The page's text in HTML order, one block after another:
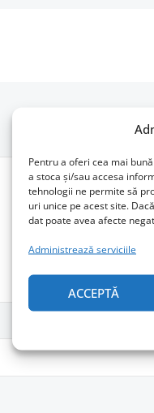
Pentru a oferi cea mai
a stoca și/sau accesa
tehnologii ne permite să
uri unice pe acest site.
dat poate avea afecte
Administrează serviciile
ACCEPTĂ